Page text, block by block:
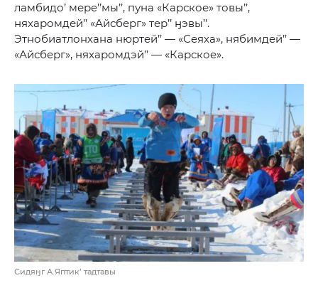
ламбидо’ мере’’мы’’, пуна «Карское» товы’’,
няхаромдей’’ «Айсберг» тер’’ ӈэвы’’.
Этнобиатлонхана нюртей’’ — «Сеяха», нябимдей’’ —
«Айсберг», няхаромдэй’’ — «Карское».
Сидяӈг А.Яптик’ тадтавы